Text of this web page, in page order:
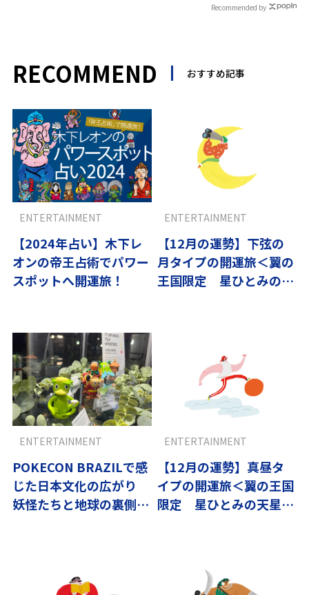
Recommended by
RECOMMEND おすすめ記事
【2024年占い】木下レ
オンの帝王占術でパワー
スポットへ開運旅！
ENTERTAINMENT
【12月の運勢】下弦の
月タイプの開運旅＜翼の
王国限定 星ひとみの天
ENTERTAINMENT
POKECON BRAZILで感
じた日本文化の広がり
妖怪たちと地球の裏側ブ
ENTERTAINMENT
【12月の運勢】真昼タ
イプの開運旅＜翼の王国
限定 星ひとみの天星術
ENTERTAINMENT